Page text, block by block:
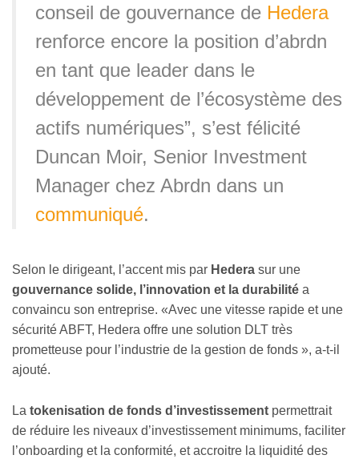
conseil de gouvernance de Hedera
renforce encore la position d’abrdn
en tant que leader dans le
développement de l’écosystème des
actifs numériques”, s’est félicité
Duncan Moir, Senior Investment
Manager chez Abrdn dans un
communiqué.
Selon le dirigeant, l’accent mis par Hedera sur une
gouvernance solide, l’innovation et la durabilité a
convaincu son entreprise. «Avec une vitesse rapide et une
sécurité ABFT, Hedera offre une solution DLT très
prometteuse pour l’industrie de la gestion de fonds », a-t-il
ajouté.
La tokenisation de fonds d’investissement permettrait
de réduire les niveaux d’investissement minimums, faciliter
l’onboarding et la conformité, et accroitre la liquidité des